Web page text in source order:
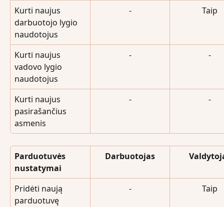
Kurti naujus
darbuotojo lygio
naudotojus
- Taip
Kurti naujus
vadovo lygio
naudotojus
- -
Kurti naujus
pasirašančius
asmenis
- -
Parduotuvės
nustatymai
Darbuotojas
Pridėti naują
parduotuvę
- Taip